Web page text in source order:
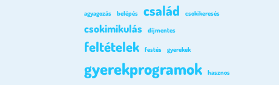
agyagozás belépés család csokikeresés
csokimikulás díjmentes
feltételek festés gyerekek
gyerekprogramok hasznos